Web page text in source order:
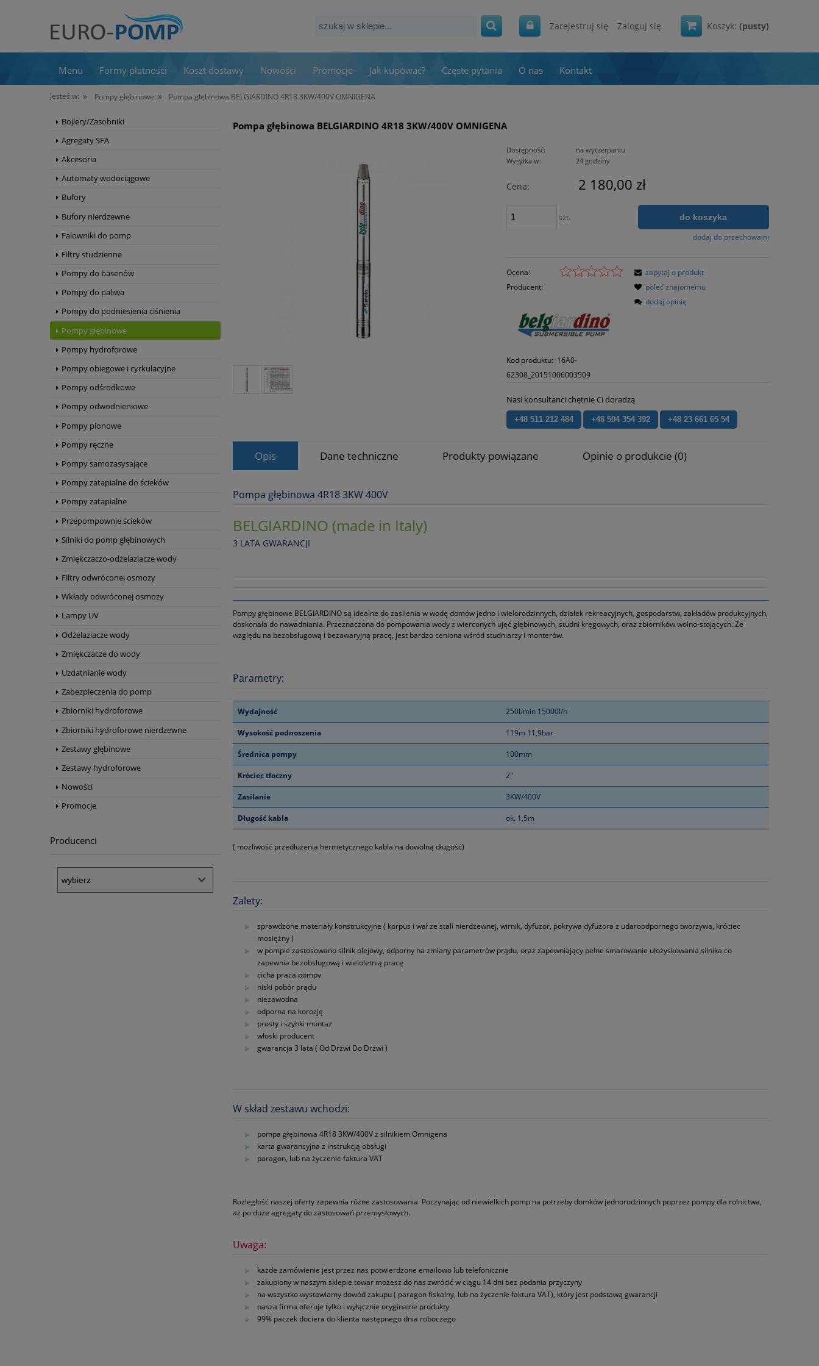
Koszyk: (pusty)
Zarejestruj się Zaloguj się
Menu Formy płatności Koszt dostawy Nowości Promocje Jak kupować? Częste pytania O nas Kontakt
Jesteś w: » Pompy głębinowe » Pompa głębinowa BELGIARDINO 4R18 3KW/400V OMNIGENA
Bojlery/Zasobniki
Agregaty SFA
Akcesoria
Automaty wodociągowe
Bufory
Bufory nierdzewne
Falowniki do pomp
Filtry studzienne
Pompy do basenów
Pompy do paliwa
Pompy do podniesienia ciśnienia
Pompy głębinowe
Pompy hydroforowe
Pompy obiegowe i cyrkulacyjne
Pompy odśrodkowe
Pompy odwodnieniowe
Pompy pionowe
Pompy ręczne
Pompy samozasysające
Pompy zatapialne do ścieków
Pompy zatapialne
Przepompownie ścieków
Silniki do pomp głębinowych
Zmiękczaczo-odżelaziacze wody
Filtry odwróconej osmozy
Wkłady odwróconej osmozy
Lampy UV
Odżelaziacze wody
Zmiękczacze do wody
Uzdatnianie wody
Zabezpieczenia do pomp
Zbiorniki hydroforowe
Zbiorniki hydroforowe nierdzewne
Zestawy głębinowe
Zestawy hydroforowe
Nowości
Promocje
Producenci
Pompa głębinowa BELGIARDINO 4R18 3KW/400V OMNIGENA
Dostępność:
na wyczerpaniu
Wysyłka w:
24 godziny
Cena: 2 180,00 zł
szt. do koszyka
dodaj do przechowalni
Ocena:
Producent:
Kod produktu: 16A0-
62308_20151006003509
zapytaj o produkt
poleć znajomemu
dodaj opinię
Nasi konsultanci chętnie Ci doradzą
+48 511 212 484 +48 504 354 392 +48 23 661 65 54
Opis Dane techniczne Produkty powiązane Opinie o produkcie (0)
Pompa głębinowa 4R18 3KW 400V
BELGIARDINO (made in Italy)
3 LATA GWARANCJI
Pompy głębinowe BELGIARDINO są idealne do zasilenia w wodę domów jedno i wielorodzinnych, działek rekreacyjnych, gospodarstw, zakładów produkcyjnych,
doskonała do nawadniania. Przeznaczona do pompowania wody z wierconych ujęć głębinowych, studni kręgowych, oraz zbiorników wolno-stojących. Ze
względu na bezobsługową i bezawaryjną pracę, jest bardzo ceniona wśród studniarzy i monterów.
Parametry:
Wydajność 250l/min 15000l/h
Wysokość podnoszenia 119m 11,9bar
Średnica pompy 100mm
Króciec tłoczny 2"
Zasilanie 3KW/400V
Długość kabla ok. 1,5m
( możliwość przedłużenia hermetycznego kabla na dowolną długość)
Zalety:
sprawdzone materiały konstrukcyjne ( korpus i wał ze stali nierdzewnej, wirnik, dyfuzor, pokrywa dyfuzora z udaroodpornego tworzywa, króciec
mosiężny )
w pompie zastosowano silnik olejowy, odporny na zmiany parametrów prądu, oraz zapewniający pełne smarowanie ułożyskowania silnika co
zapewnia bezobsługową i wieloletnią pracę
cicha praca pompy
niski pobór prądu
niezawodna
odporna na korozję
prosty i szybki montaż
włoski producent
gwarancja 3 lata ( Od Drzwi Do Drzwi )
W skład zestawu wchodzi:
pompa głębinowa 4R18 3KW/400V z silnikiem Omnigena
karta gwarancyjna z instrukcją obsługi
paragon, lub na życzenie faktura VAT
Rozległość naszej oferty zapewnia różne zastosowania. Poczynając od niewielkich pomp na potrzeby domków jednorodzinnych poprzez pompy dla rolnictwa,
aż po duże agregaty do zastosowań przemysłowych.
Uwaga:
każde zamówienie jest przez nas potwierdzone emailowo lub telefonicznie
zakupiony w naszym sklepie towar możesz do nas zwrócić w ciągu 14 dni bez podania przyczyny
na wszystko wystawiamy dowód zakupu ( paragon fiskalny, lub na życzenie faktura VAT), który jest podstawą gwarancji
nasza firma oferuje tylko i wyłącznie oryginalne produkty
99% paczek dociera do klienta następnego dnia roboczego